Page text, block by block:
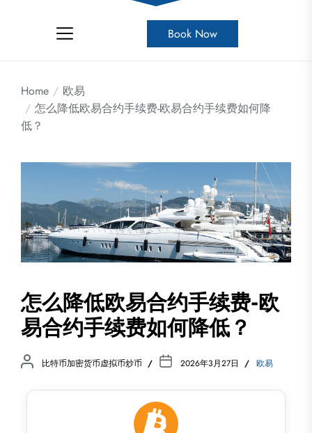
Book Now
Home
欧易
怎么降低欧易合约手续费-欧易合约手续费如何降
低？
怎么降低欧易合约手续费-欧
易合约手续费如何降低？
比特币加密货币虚拟币炒币 2026年3月27日 欧易